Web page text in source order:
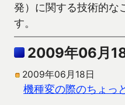
発）に関する技術的な
す。
2009年06月
2009年06月18日
機種変の際のちょっ